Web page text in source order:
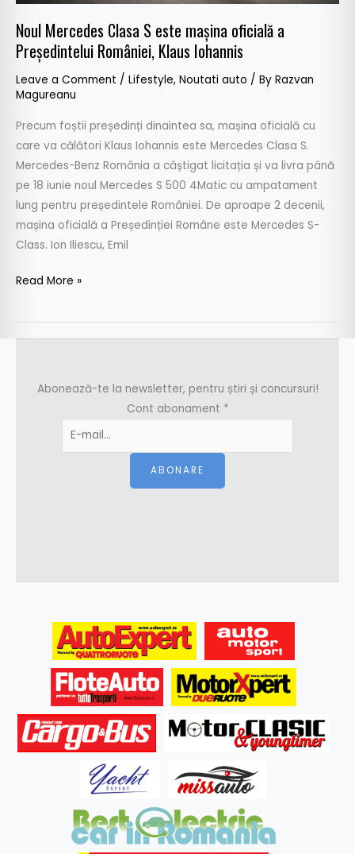
Noul Mercedes Clasa S este mașina oficială a
Președintelui României, Klaus Iohannis
Leave a Comment / Lifestyle, Noutati auto / By Razvan
Magureanu
Precum foștii președinți dinaintea sa, mașina oficială cu
care va călători Klaus Iohannis este Mercedes Clasa S.
Mercedes-Benz România a câștigat licitația și va livra până
pe 18 iunie noul Mercedes S 500 4Matic cu ampatament
lung pentru președintele României. De aproape 2 decenii,
mașina oficială a Președinției Române este Mercedes S-
Class. Ion Iliescu, Emil
Read More »
Abonează-te la newsletter, pentru știri și concursuri!
Cont abonament *
ABONARE